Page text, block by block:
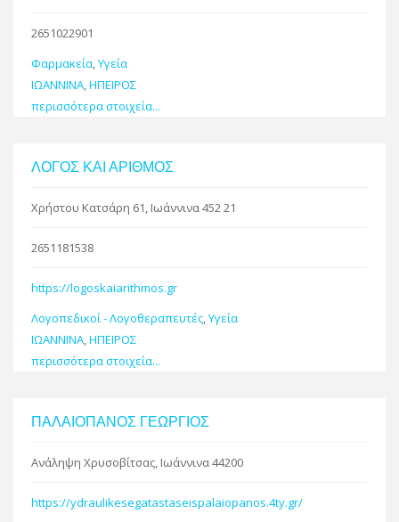
2651022901
Φαρμακεία,Υγεία
ΙΩΑΝΝΙΝΑ,ΗΠΕΙΡΟΣ
περισσότερα στοιχεία...
ΛΟΓΟΣ ΚΑΙ ΑΡΙΘΜΟΣ
Χρήστου Κατσάρη 61, Ιωάννινα 452 21
2651181538
https://logoskaiarithmos.gr
Λογοπεδικοί - Λογοθεραπευτές,Υγεία
ΙΩΑΝΝΙΝΑ,ΗΠΕΙΡΟΣ
περισσότερα στοιχεία...
ΠΑΛΑΙΟΠΑΝΟΣ ΓΕΩΡΓΙΟΣ
Ανάληψη Χρυσοβίτσας, Ιωάννινα 44200
https://ydraulikesegatastaseispalaiopanos.4ty.gr/